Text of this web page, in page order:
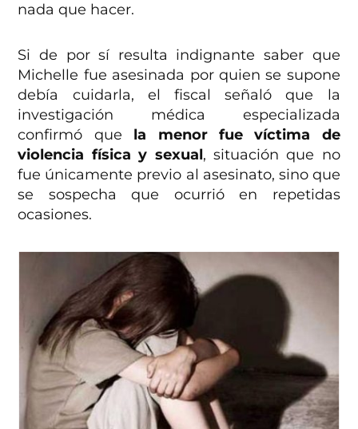
nada que hacer.
Si de por sí resulta indignante saber que
Michelle fue asesinada por quien se supone
debía cuidarla, el fiscal señaló que la
investigación médica especializada
confirmó que la menor fue víctima de
violencia física y sexual, situación que no
fue únicamente previo al asesinato, sino que
se sospecha que ocurrió en repetidas
ocasiones.